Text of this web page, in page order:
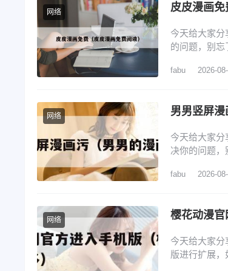
网络 皮皮漫画免
今天给大家
的问题，别
注册账号 5、
fabu 2026-
网络 男男竖屏漫
今天给大家
决你的问题
漫画APP如何
fabu 2026-
网络 樱花动漫官
今天给大家
版进行扩展